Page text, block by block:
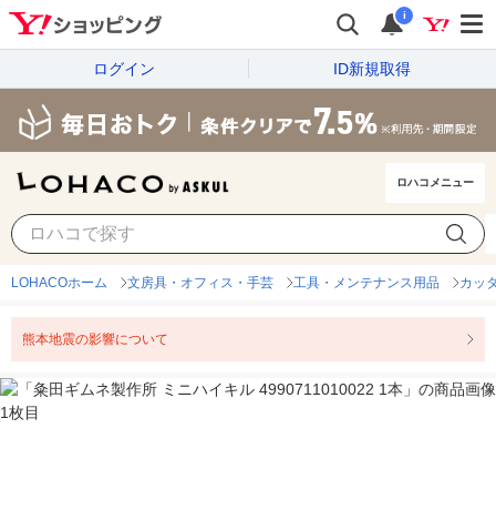
i
ログイン ID新規取得
ロハコメニュー
LOHACOホーム 文房具・オフィス・手芸 工具・メンテナンス用品 カッ
熊本地震の影響について